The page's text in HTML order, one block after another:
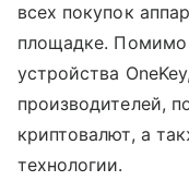
всех покупок
площадке. Помимо
устройства
производителей,
криптовалют, а
технологии.